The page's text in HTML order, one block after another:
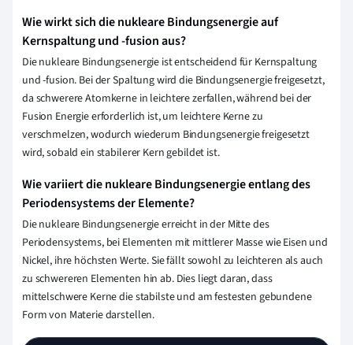
Wie wirkt sich die nukleare Bindungsenergie auf
Kernspaltung und -fusion aus?
Die nukleare Bindungsenergie ist entscheidend für Kernspaltung
und -fusion. Bei der Spaltung wird die Bindungsenergie freigesetzt,
da schwerere Atomkerne in leichtere zerfallen, während bei der
Fusion Energie erforderlich ist, um leichtere Kerne zu
verschmelzen, wodurch wiederum Bindungsenergie freigesetzt
wird, sobald ein stabilerer Kern gebildet ist.
Wie variiert die nukleare Bindungsenergie entlang des
Periodensystems der Elemente?
Die nukleare Bindungsenergie erreicht in der Mitte des
Periodensystems, bei Elementen mit mittlerer Masse wie Eisen und
Nickel, ihre höchsten Werte. Sie fällt sowohl zu leichteren als auch
zu schwereren Elementen hin ab. Dies liegt daran, dass
mittelschwere Kerne die stabilste und am festesten gebundene
Form von Materie darstellen.